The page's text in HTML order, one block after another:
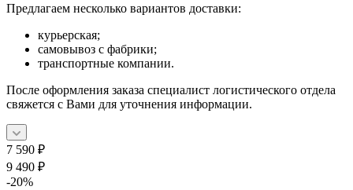
Предлагаем несколько вариантов доставки:
курьерская;
самовывоз с фабрики;
транспортные компании.
После оформления заказа специалист логистического отдела
свяжется с Вами для уточнения информации.
7 590 ₽
9 490 ₽
-20%